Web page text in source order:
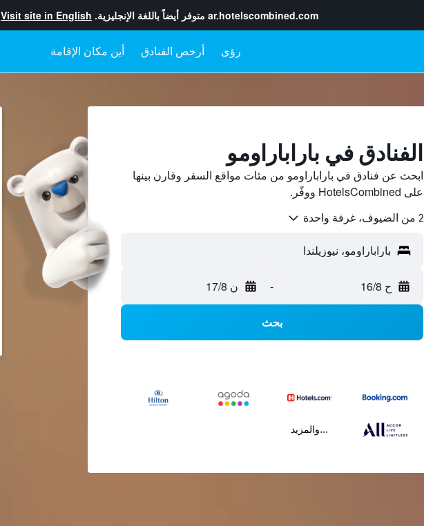
ar.hotelscombined.com متوفر أيضاً باللغة الإنجليزية. Visit site in English
رؤى أرخص الفنادق أين مكان الإقامة
الفنادق في باراباراومو
ابحث عن فنادق في باراباراومو من مئات مواقع السفر وقارن بينها
على HotelsCombined ووفّر.
2 من الضيوف، غرفة واحدة
ح 16/8 - ن 17/8
بحث
...والمزيد